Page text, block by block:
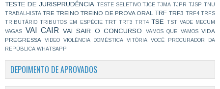
TESTE DE JURISPRUDÊNCIA TESTE SELETIVO TJCE TJMA TJPR TJSP TNU
TRABALHISTA TRE TREINO TREINO DE PROVA ORAL TRF TRF3 TRF4 TRFS
TRIBUTÁRIO TRIBUTOS EM ESPÉCIE TRT TRT3 TRT4 TSE TST VADE MECUM
VAGAS
VAI CAIR VAI SAIR O CONCURSO VAMOS QUE VAMOS VIDA
PREGRESSA
VIDEO VIOLÊNCIA DOMÉSTICA VITÓRIA
VOCÊ PROCURADOR DA
REPÚBLICA WHATSAPP
DEPOIMENTO DE APROVADOS